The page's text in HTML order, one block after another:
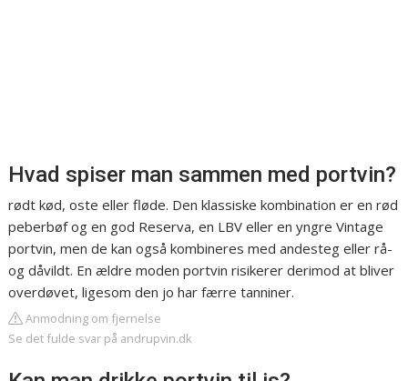
Hvad spiser man sammen med portvin?
rødt kød, oste eller fløde. Den klassiske kombination er en rød
peberbøf og en god Reserva, en LBV eller en yngre Vintage
portvin, men de kan også kombineres med andesteg eller rå-
og dåvildt. En ældre moden portvin risikerer derimod at bliver
overdøvet, ligesom den jo har færre tanniner.
Anmodning om fjernelse
Se det fulde svar på andrupvin.dk